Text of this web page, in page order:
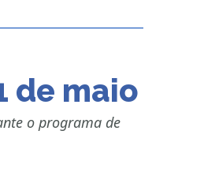
de maio
o programa de